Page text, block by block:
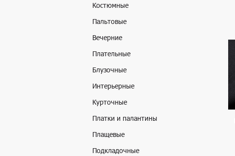
Костюмные
Пальтовые
Вечерние
Плательные
Блузочные
Интерьерные
Курточные
Платки и палантины
Плащевые
Подкладочные